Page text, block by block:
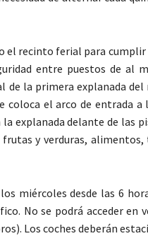
el recinto ferial para cumplir
entre puestos de al
de la primera explanada
coloca el arco de entrada a
explanada delante de las
frutas y verduras,
miércoles desde las 6
No se podrá acceder en
Los coches deberán